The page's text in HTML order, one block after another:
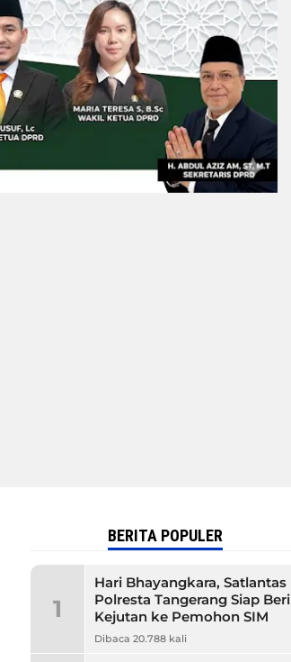
BERITA POPULER
1
Hari Bhayangkara, Satlantas
Polresta Tangerang Siap Beri
Kejutan ke Pemohon SIM
Dibaca 20.788 kali